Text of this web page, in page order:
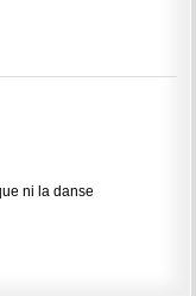
ni la danse